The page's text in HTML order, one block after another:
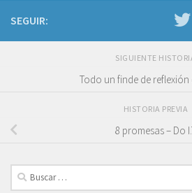
SEGUIR:
SIGUIENTE
Todo un finde de
HISTORIA PREVIA
8 promesas – Do
Buscar: